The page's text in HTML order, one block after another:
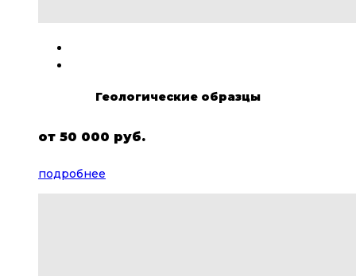
Геологические образцы
от 50 000 руб.
подробнее